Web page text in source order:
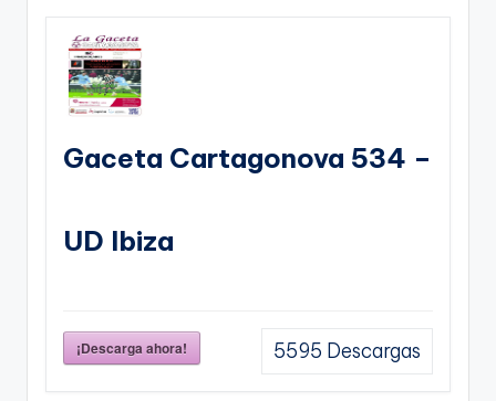
Gaceta Cartagonova 534 –
UD Ibiza
¡Descarga ahora! 5595 Descargas